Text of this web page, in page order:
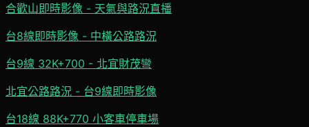
合歡山即時影像 - 天氣與路況直播
台8線即時影像 - 中橫公路路況
台9線 32K+700 - 北宜財茂彎
北宜公路路況 - 台9線即時影像
台18線 88K+770 小客車停車場